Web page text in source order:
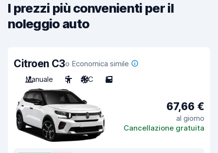
I prezzi più convenienti per il
noleggio auto
Citroen C3o Economica simile
Manuale
5 A/C 5
67,66 €
al giorno
Cancellazione gratuita